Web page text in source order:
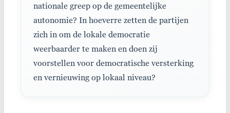
nationale greep op de gemeentelijke
autonomie? In hoeverre zetten de partijen
zich in om de lokale democratie
weerbaarder te maken en doen zij
voorstellen voor democratische versterking
en vernieuwing op lokaal niveau?